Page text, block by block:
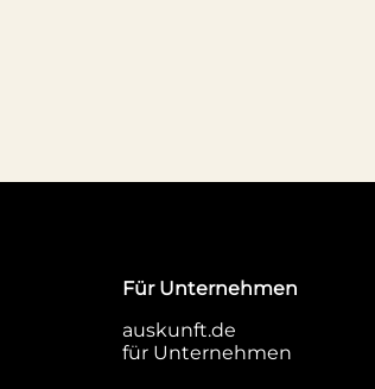
Für Unternehmen
auskunft.de
für Unternehmen